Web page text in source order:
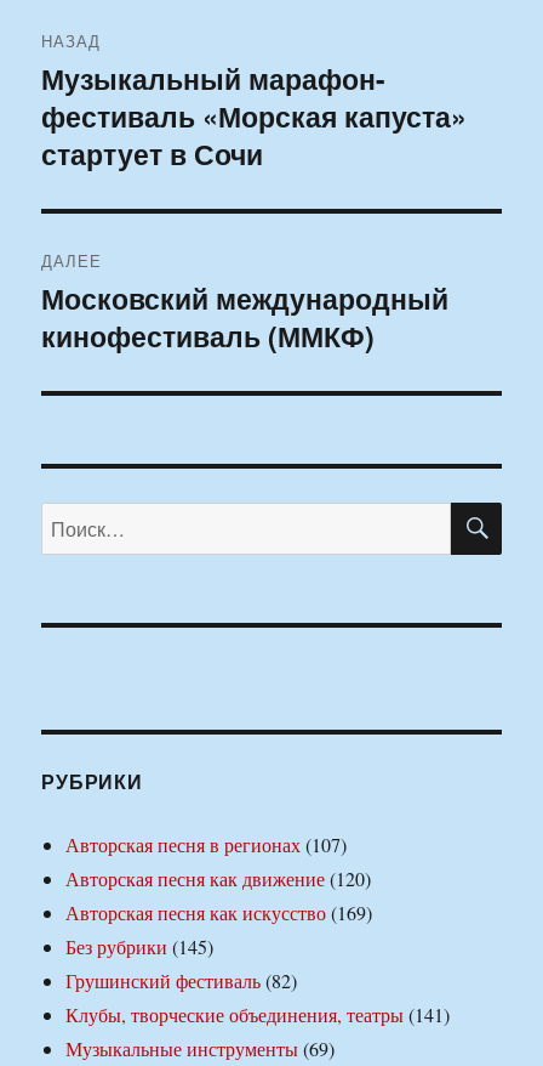
по
записям
НАЗАД
Предыдущая
запись:
Музыкальный марафон-
фестиваль «Морская капуста»
стартует в Сочи
ДАЛЕЕ
Следующая
запись:
Московский международный
кинофестиваль (ММКФ)
Искать:
РУБРИКИ
Авторская песня в регионах(107)
Авторская песня как движение(120)
Авторская песня как искусство(169)
Без рубрики (145)
Грушинский фестиваль(82)
Клубы, творческие объединения, театры(141)
Музыкальные инструменты(69)